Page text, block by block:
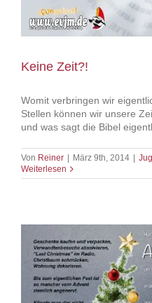
Keine Zeit?!
Womit verbringen wir
Stellen können wir unsere
und was sagt die Bibel
Von Reiner | März 9th, 2014 |
Weiterlesen